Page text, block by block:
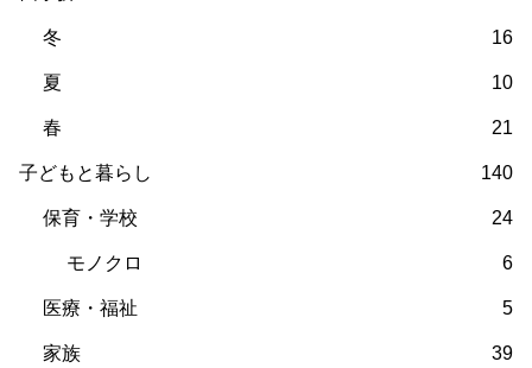
冬 16
夏 10
春 21
子どもと暮らし 140
保育・学校 24
モノクロ 6
医療・福祉 5
家族 39